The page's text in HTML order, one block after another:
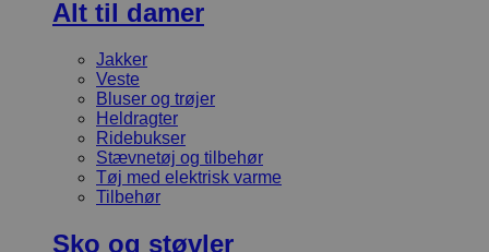
Alt til damer
Jakker
Veste
Bluser og trøjer
Heldragter
Ridebukser
Stævnetøj og tilbehør
Tøj med elektrisk varme
Tilbehør
Sko og støvler